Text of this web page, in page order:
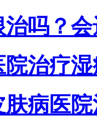
吗？
治疗
病医